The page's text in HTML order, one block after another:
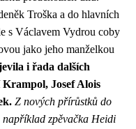
Troška a do hlavních
s Václavem Vydrou coby
jako jeho manželkou
i řada dalších
Josef Alois
Z nových přírůstků do
například zpěvačka Heidi